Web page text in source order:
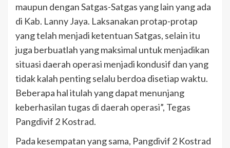
maupun dengan Satgas-Satgas yang lain yang ada
di Kab. Lanny Jaya. Laksanakan protap-protap
yang telah menjadi ketentuan Satgas, selain itu
juga berbuatlah yang maksimal untuk menjadikan
situasi daerah operasi menjadi kondusif dan yang
tidak kalah penting selalu berdoa disetiap waktu.
Beberapa hal itulah yang dapat menunjang
keberhasilan tugas di daerah operasi”, Tegas
Pangdivif 2 Kostrad.
Pada kesempatan yang sama, Pangdivif 2 Kostrad